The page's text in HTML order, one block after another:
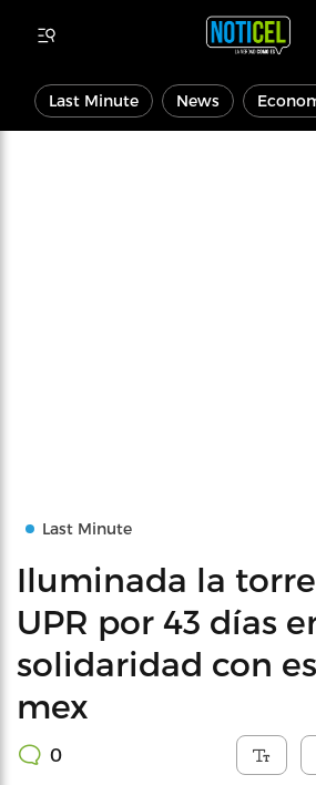
Last Minute News
Last Minute
Iluminada la
UPR por 43 días
solidaridad con
mex
0